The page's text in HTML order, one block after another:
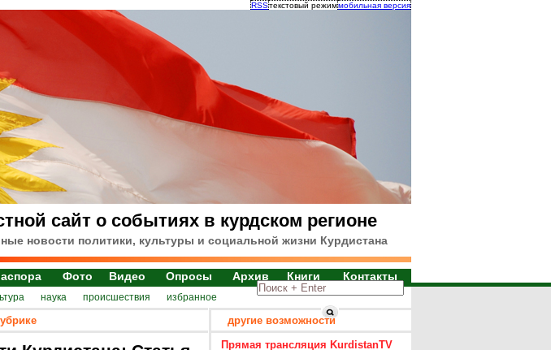
RSSтекстовый режиммобильная версия
сайт о событиях в курдском регионе
новости политики, культуры и социальной жизни Курдистана
Фото Видео Опросы Архив Книги Контакты
наука происшествия избранное
другие возможности
Прямая трансляция KurdistanTV